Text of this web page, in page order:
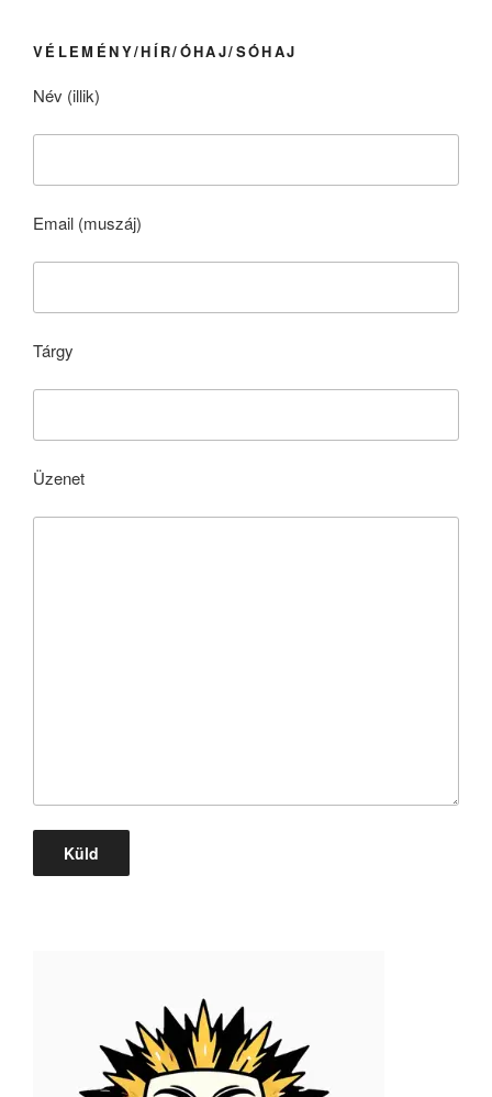
VÉLEMÉNY/HÍR/ÓHAJ/SÓHAJ
Név (illik)
Email (muszáj)
Tárgy
Üzenet